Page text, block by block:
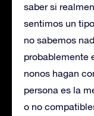
saber si
sentimos un
no sabemos
probablemente
nonos hagan
persona es la
o no